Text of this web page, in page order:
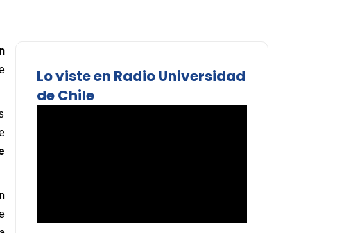
Lo viste en Radio Universidad
de Chile